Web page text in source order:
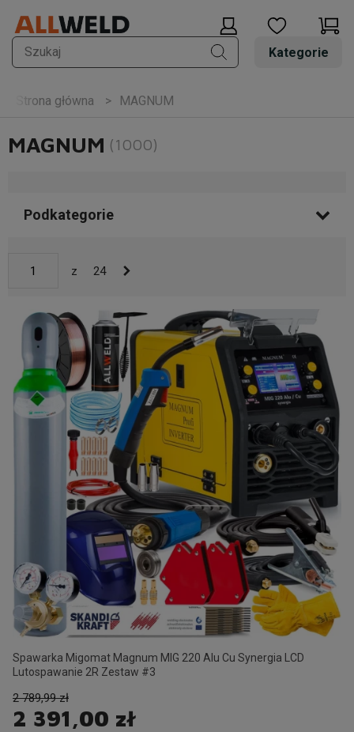
Kategorie
Strona główna MAGNUM
MAGNUM (1000)
Podkategorie
z 24
Spawarka Migomat Magnum MIG 220 Alu Cu Synergia LCD
Lutospawanie 2R Zestaw #3
2 391,00 zł
2 789,99 zł